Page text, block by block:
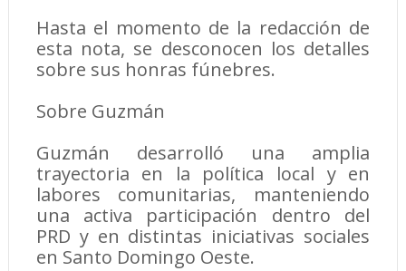
Hasta el momento de la redacción de
esta nota, se desconocen los detalles
sobre sus honras fúnebres.
Sobre Guzmán
Guzmán desarrolló una amplia
trayectoria en la política local y en
labores comunitarias, manteniendo
una activa participación dentro del
PRD y en distintas iniciativas sociales
en Santo Domingo Oeste.